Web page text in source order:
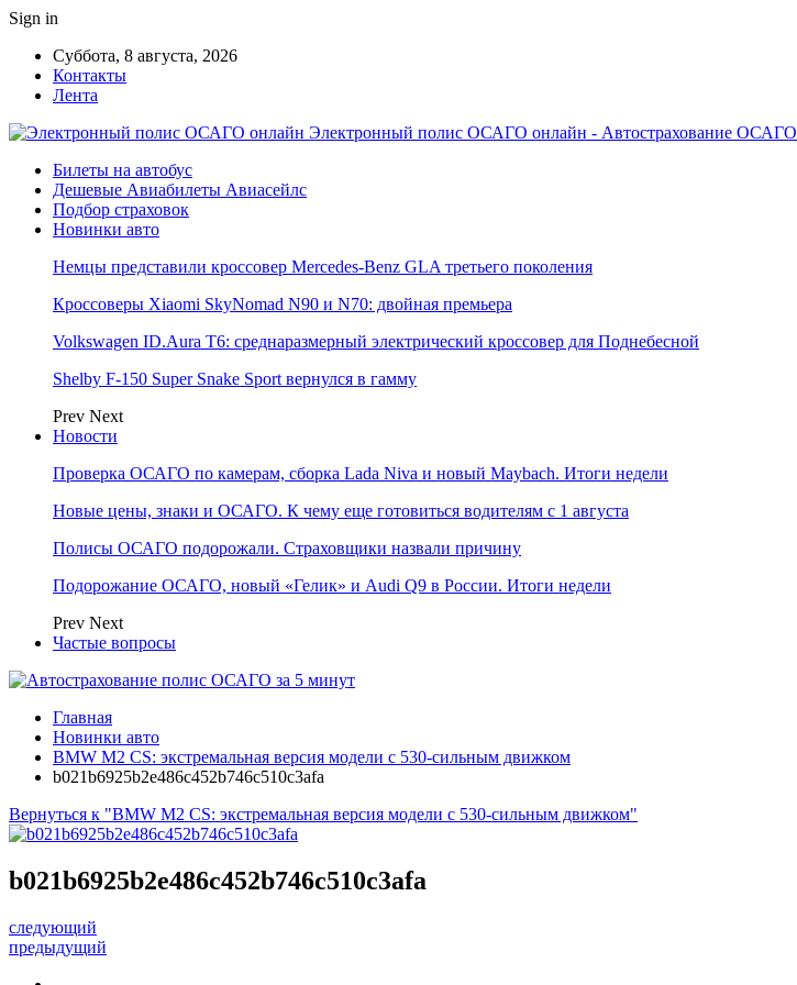
Sign in
Суббота, 8 августа, 2026
Контакты
Лента
Электронный полис ОСАГО онлайн - Автострахование ОСАГО
Билеты на автобус
Дешевые Авиабилеты Авиасейлс
Подбор страховок
Новинки авто
Немцы представили кроссовер Mercedes-Benz GLA третьего поколения
Кроссоверы Xiaomi SkyNomad N90 и N70: двойная премьера
Volkswagen ID.Aura T6: среднаразмерный электрический кроссовер для Поднебесной
Shelby F-150 Super Snake Sport вернулся в гамму
Prev Next
Новости
Проверка ОСАГО по камерам, сборка Lada Niva и новый Maybach. Итоги недели
Новые цены, знаки и ОСАГО. К чему еще готовиться водителям с 1 августа
Полисы ОСАГО подорожали. Страховщики назвали причину
Подорожание ОСАГО, новый «Гелик» и Audi Q9 в России. Итоги недели
Prev Next
Частые вопросы
Главная
Новинки авто
BMW M2 CS: экстремальная версия модели с 530-сильным движком
b021b6925b2e486c452b746c510c3afa
Вернуться к "BMW M2 CS: экстремальная версия модели с 530-сильным движком"
b021b6925b2e486c452b746c510c3afa
следующий
предыдущий